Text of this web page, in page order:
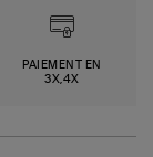
PAIEMENT EN
3X,4X